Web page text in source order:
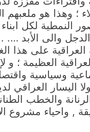
؛ وهذا هو
النمطية لكل
والى الأبد …. .
على هذا
العظيمة ؛
وسياسية
اليسار العراقي
والخطب
, واحياء مشروع